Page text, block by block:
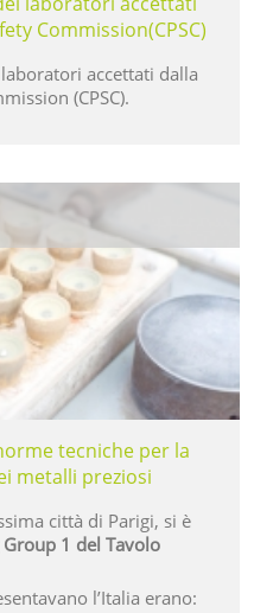
Commission(CPSC)
accettati dalla
(CPSC).
tecniche per la
metalli preziosi
città di Parigi, si è
1 del Tavolo
l’Italia erano: